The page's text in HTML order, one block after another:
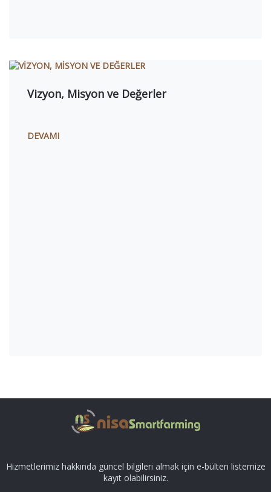
Vizyon, Misyon ve Değerler
DEVAMI
Hizmetlerimiz hakkında güncel bilgileri almak için e-bülten listemize
kayıt olabilirsiniz.